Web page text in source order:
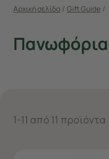
Αρχική σελίδα / Gift Guide /
Πανωφόρια
1-11 από 11 προϊόντα